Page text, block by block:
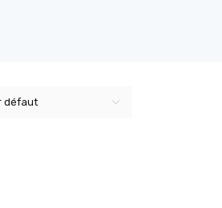
défaut